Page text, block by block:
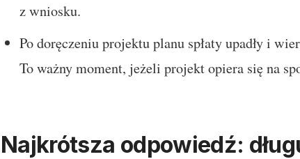
z wniosku.
Po doręczeniu projektu planu spłaty upadły i
To ważny moment, jeżeli projekt opiera się na
Najkrótsza odpowiedź: